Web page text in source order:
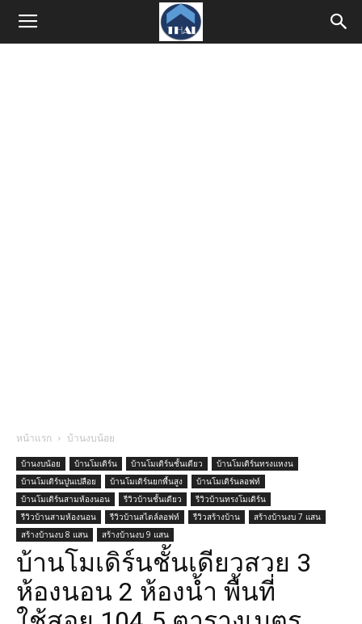
หน้าแรก บ้านงบน้อย
บ้านงบน้อย บ้านโมเดิร์น บ้านโมเดิร์นชั้นเดียว
บ้านโมเดิร์นทรงแหงน
บ้านโมเดิร์นปูนเปลือย
บ้านโมเดิร์นยกพื้นสูง
บ้านโมเดิร์นลอฟท์
บ้านโมเดิร์นสามห้องนอน
รีวิวบ้านชั้นเดียว
รีวิวบ้านทรงโมเดิร์น
รีวิวบ้านสามห้องนอน
รีวิวบ้านสไตล์ลอฟท์ รีวิวสร้างบ้าน
สร้างบ้านงบ 7 แสน
สร้างบ้านงบ 8 แสน
สร้างบ้านงบ 9 แสน
บ้านโมเดิร์นชั้นเดียวสวย 3
ห้องนอน 2 ห้องน้ำ พื้นที่